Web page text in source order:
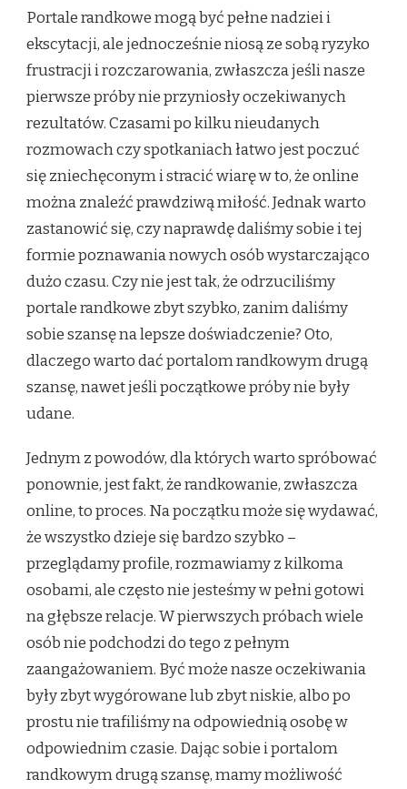
Portale randkowe mogą być pełne nadziei i
ekscytacji, ale jednocześnie niosą ze sobą ryzyko
frustracji i rozczarowania, zwłaszcza jeśli nasze
pierwsze próby nie przyniosły oczekiwanych
rezultatów. Czasami po kilku nieudanych
rozmowach czy spotkaniach łatwo jest poczuć
się zniechęconym i stracić wiarę w to, że online
można znaleźć prawdziwą miłość. Jednak warto
zastanowić się, czy naprawdę daliśmy sobie i tej
formie poznawania nowych osób wystarczająco
dużo czasu. Czy nie jest tak, że odrzuciliśmy
portale randkowe zbyt szybko, zanim daliśmy
sobie szansę na lepsze doświadczenie? Oto,
dlaczego warto dać portalom randkowym drugą
szansę, nawet jeśli początkowe próby nie były
udane.
Jednym z powodów, dla których warto spróbować
ponownie, jest fakt, że randkowanie, zwłaszcza
online, to proces. Na początku może się wydawać,
że wszystko dzieje się bardzo szybko –
przeglądamy profile, rozmawiamy z kilkoma
osobami, ale często nie jesteśmy w pełni gotowi
na głębsze relacje. W pierwszych próbach wiele
osób nie podchodzi do tego z pełnym
zaangażowaniem. Być może nasze oczekiwania
były zbyt wygórowane lub zbyt niskie, albo po
prostu nie trafiliśmy na odpowiednią osobę w
odpowiednim czasie. Dając sobie i portalom
randkowym drugą szansę, mamy możliwość